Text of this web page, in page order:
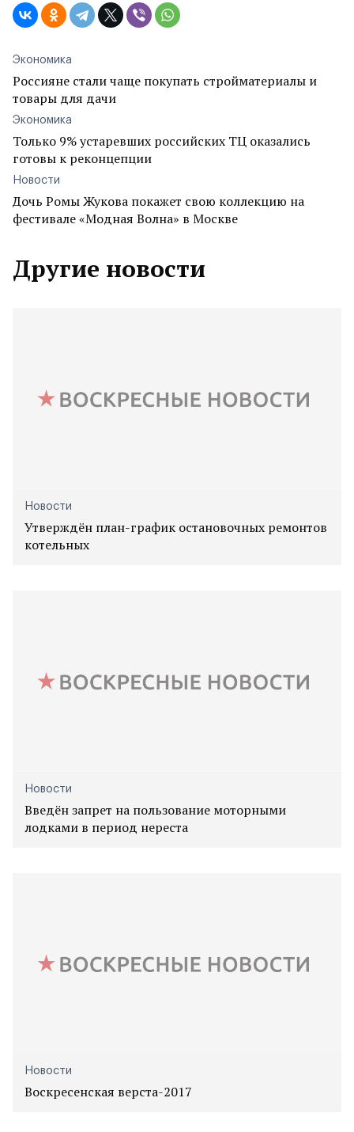
Экономика
Россияне стали чаще покупать стройматериалы и
товары для дачи
Экономика
Только 9% устаревших российских ТЦ оказались
готовы к реконцепции
Новости
Дочь Ромы Жукова покажет свою коллекцию на
фестивале «Модная Волна» в Москве
Другие новости
Новости
Утверждён план-график остановочных ремонтов
котельных
Новости
Введён запрет на пользование моторными
лодками в период нереста
Новости
Воскресенская верста-2017